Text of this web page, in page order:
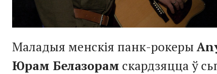
Маладыя менскія панк-рокеры
Юрам Белазорам скардзяцца ў